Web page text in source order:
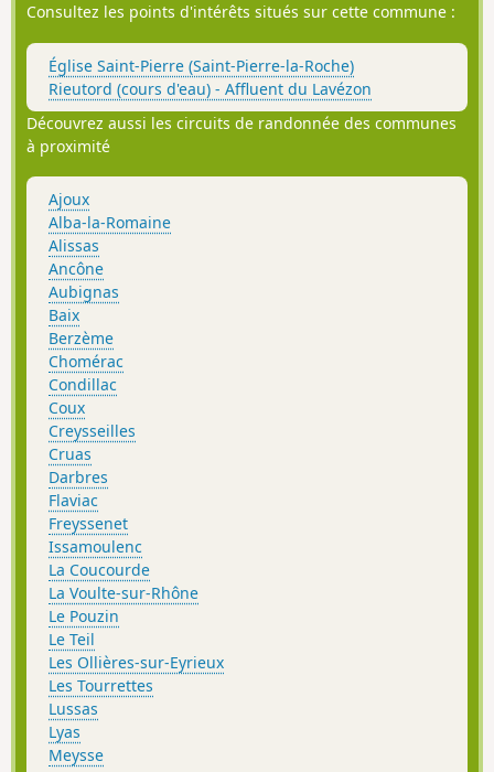
Consultez les points d'intérêts situés sur cette commune :
Église Saint-Pierre (Saint-Pierre-la-Roche)
Rieutord (cours d'eau) - Affluent du Lavézon
Découvrez aussi les circuits de randonnée des communes
à proximité
Ajoux
Alba-la-Romaine
Alissas
Ancône
Aubignas
Baix
Berzème
Chomérac
Condillac
Coux
Creysseilles
Cruas
Darbres
Flaviac
Freyssenet
Issamoulenc
La Coucourde
La Voulte-sur-Rhône
Le Pouzin
Le Teil
Les Ollières-sur-Eyrieux
Les Tourrettes
Lussas
Lyas
Meysse